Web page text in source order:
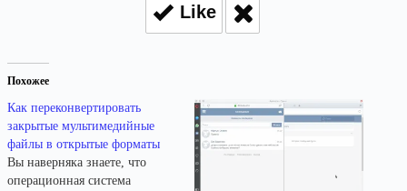
Like
Похожее
Как переконвертировать
закрытые мультимедийные
файлы в открытые форматы
Вы наверняка знаете, что
операционная система